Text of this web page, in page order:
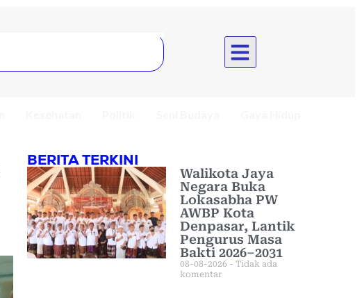
BERITA TERKINI
Walikota Jaya
Negara Buka
Lokasabha PW
AWBP Kota
Denpasar, Lantik
Pengurus Masa
Bakti 2026–2031
08-08-2026
Tidak ada
komentar